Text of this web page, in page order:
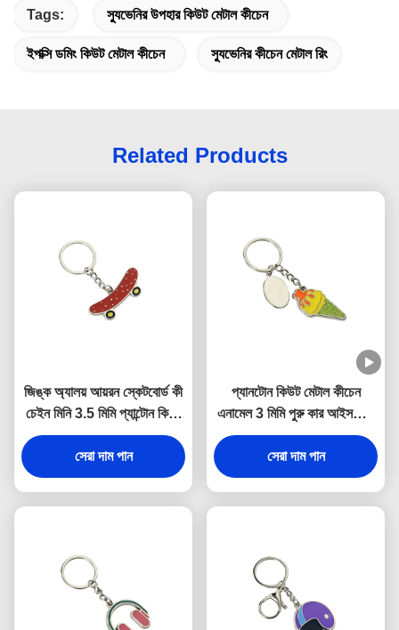
Tags: স্যুভেনির উপহার কিউট মেটাল কীচেন
ইপক্সি ডমিং কিউট মেটাল কীচেন স্যুভেনির কীচেন মেটাল রিং
Related Products
জিঙ্ক অ্যালয় আয়রন স্কেটবোর্ড কী
চেইন মিনি 3.5 মিমি প্যান্টোন কিউট
স্যুভেনির উপহার
সেরা দাম পান
প্যানটোন কিউট মেটাল কীচেন
এনামেল 3 মিমি পুরু কার আইসক্রিম
কীচেন জিঙ্ক অ্যালয়
সেরা দাম পান